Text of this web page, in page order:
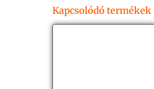
Kapcsolódó termékek